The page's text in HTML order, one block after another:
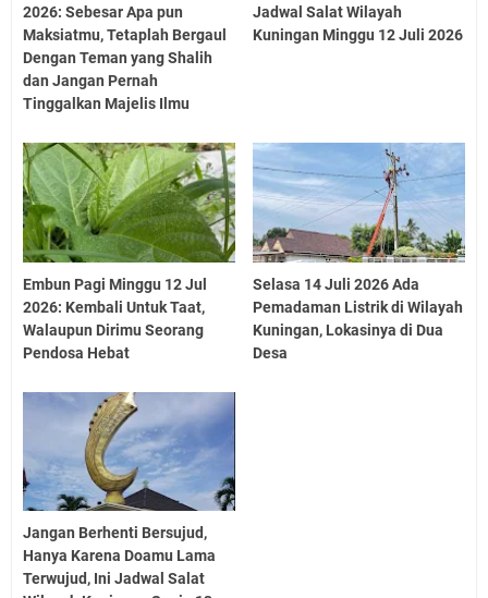
2026: Sebesar Apa pun
Maksiatmu, Tetaplah Bergaul
Dengan Teman yang Shalih
dan Jangan Pernah
Tinggalkan Majelis Ilmu
Jadwal Salat Wilayah
Kuningan Minggu 12 Juli 2026
Embun Pagi Minggu 12 Jul
2026: Kembali Untuk Taat,
Walaupun Dirimu Seorang
Pendosa Hebat
Selasa 14 Juli 2026 Ada
Pemadaman Listrik di Wilayah
Kuningan, Lokasinya di Dua
Desa
Jangan Berhenti Bersujud,
Hanya Karena Doamu Lama
Terwujud, Ini Jadwal Salat